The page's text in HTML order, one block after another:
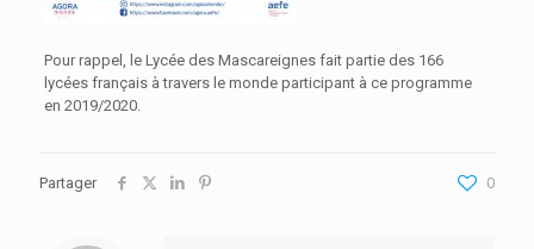
Pour rappel, le Lycée des Mascareignesfait partie des 166
lycées français à travers le monde participant à ce programme
en 2019/2020.
Partager 0